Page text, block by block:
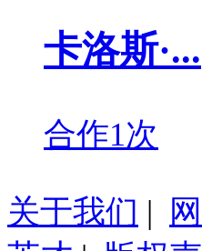
卡洛斯·...
合作1次
关于我们 |